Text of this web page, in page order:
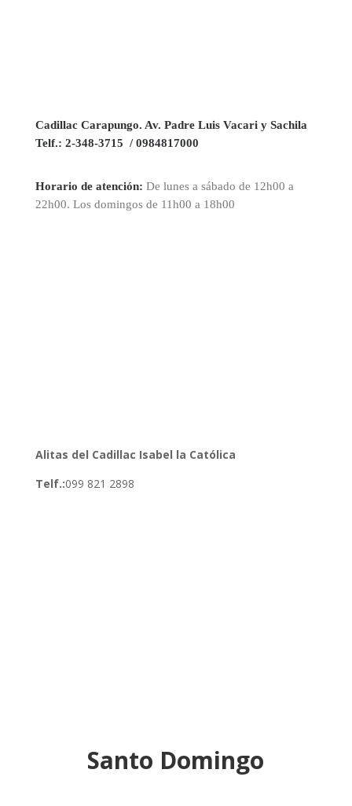
Cadillac Carapungo. Av. Padre Luis Vacari y Sachila
Telf.: 2-348-3715 / 0984817000
Horario de atención: De lunes a sábado de 12h00 a
22h00. Los domingos de 11h00 a 18h00
Alitas del Cadillac Isabel la Católica
Telf.:099 821 2898
Santo Domingo